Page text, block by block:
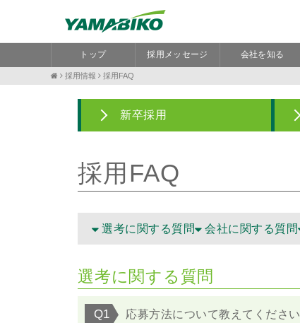
トップ 採用メッセージ 会社を知る
採用情報 採用FAQ
新卒採用
採用FAQ
選考に関する質問 会社に関する質問
選考に関する質問
Q1 応募方法について教えてください